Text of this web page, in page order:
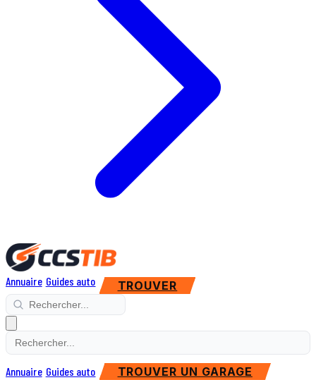
Annuaire Guides auto TROUVER
Annuaire Guides auto TROUVER UN GARAGE